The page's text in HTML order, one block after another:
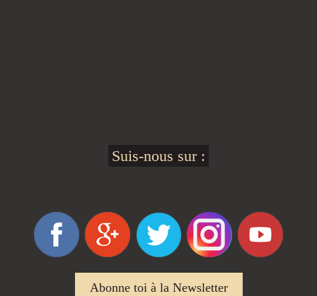
Suis-nous sur :
Abonne toi à la Newsletter